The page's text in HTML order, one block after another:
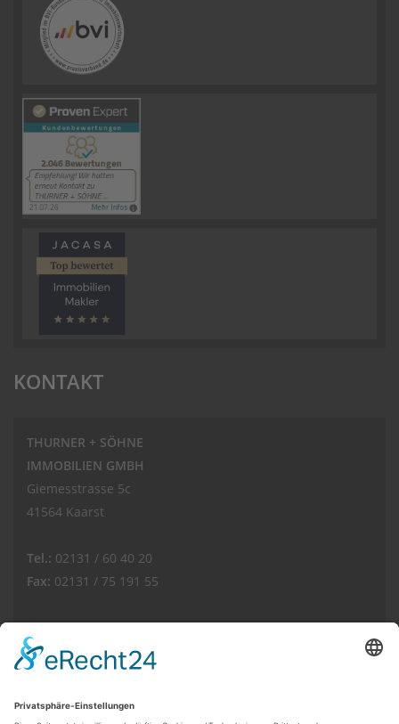
KONTAKT
THURNER + SÖHNE
IMMOBILIEN GMBH
Giemesstrasse 5c
41564 Kaarst
Tel.: 02131 / 60 40 20
Fax: 02131 / 75 191 55
E-Mail:
info(at)thurnerimmobilien.de
Web:
Kundenbewertungen und Erfahrungen zu